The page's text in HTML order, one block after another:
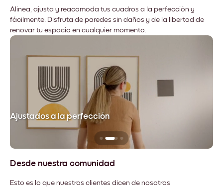
Alinea, ajusta y reacomoda tus cuadros a la perfección y
fácilmente. Disfruta de paredes sin daños y de la libertad de
renovar tu espacio en cualquier momento.
Ajustados a la perfección
Desde nuestra comunidad
Esto es lo que nuestros clientes dicen de nosotros